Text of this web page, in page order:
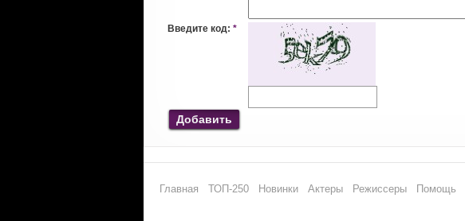
Введите код: *
Добавить
Главная ТОП-250 Новинки Актеры Режиссеры Помощь